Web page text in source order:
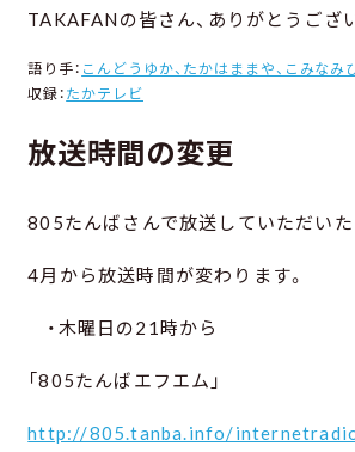
TAKAFANの皆さん、ありがとうござ
語り手： こんどうゆか、たかはままや、こみなみ
収録： たかテレビ
放送時間の変更
805たんばさんで放送していただいた
4月から放送時間が変わります。
・木曜日の21時から
「805たんばエフエム」
http://805.tanba.info/